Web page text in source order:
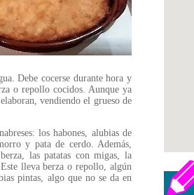
Debe cocerse durante hora y
o repollo cocidos. Aunque ya
vendiendo el grueso de
los habones, alubias de
y pata de cerdo. Además,
las patatas con migas, la
lleva berza o repollo, algún
pintas, algo que no se da en